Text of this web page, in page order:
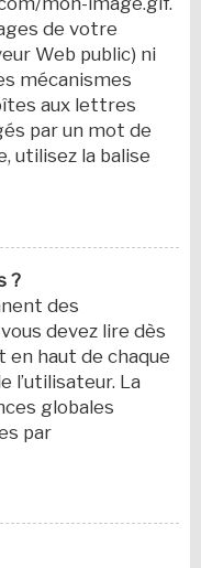
de votre
Web public) ni
mécanismes
aux lettres
par un mot de
utilisez la balise
?
des
devez lire dès
en haut de chaque
l’utilisateur. La
globales
par